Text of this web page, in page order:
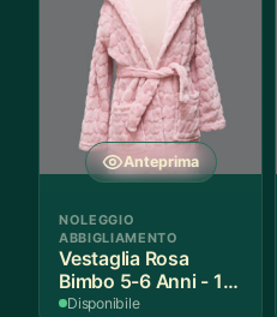
Anteprima
NOLEGGIO
ABBIGLIAMENTO
Vestaglia Rosa
Bimbo 5-6 Anni - 1
Pezzo
Disponibile